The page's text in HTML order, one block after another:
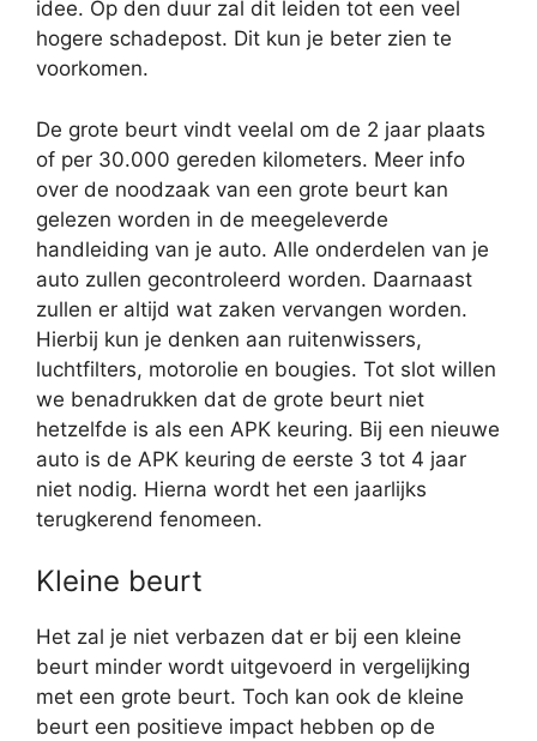
idee. Op den duur zal dit leiden tot een veel
hogere schadepost. Dit kun je beter zien te
voorkomen.
De grote beurt vindt veelal om de 2 jaar plaats
of per 30.000 gereden kilometers. Meer info
over de noodzaak van een grote beurt kan
gelezen worden in de meegeleverde
handleiding van je auto. Alle onderdelen van je
auto zullen gecontroleerd worden. Daarnaast
zullen er altijd wat zaken vervangen worden.
Hierbij kun je denken aan ruitenwissers,
luchtfilters, motorolie en bougies. Tot slot willen
we benadrukken dat de grote beurt niet
hetzelfde is als een APK keuring. Bij een nieuwe
auto is de APK keuring de eerste 3 tot 4 jaar
niet nodig. Hierna wordt het een jaarlijks
terugkerend fenomeen.
Kleine beurt
Het zal je niet verbazen dat er bij een kleine
beurt minder wordt uitgevoerd in vergelijking
met een grote beurt. Toch kan ook de kleine
beurt een positieve impact hebben op de